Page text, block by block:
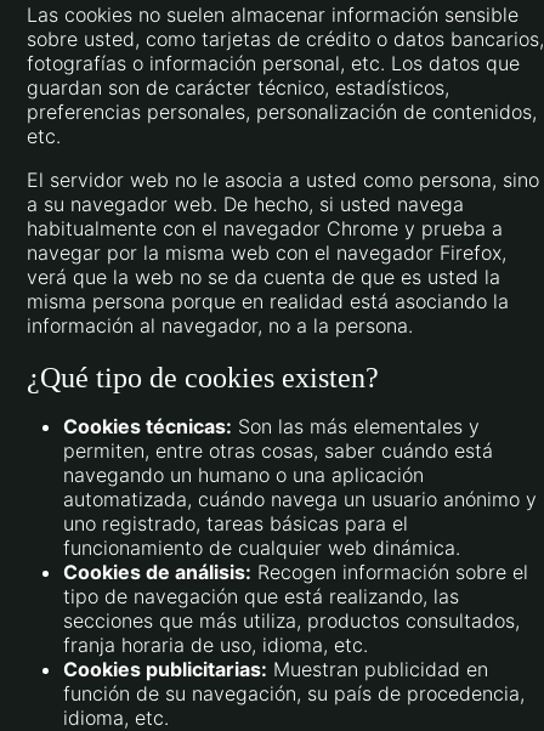
Las cookies no suelen almacenar información sensible
sobre usted, como tarjetas de crédito o datos bancarios,
fotografías o información personal, etc. Los datos que
guardan son de carácter técnico, estadísticos,
preferencias personales, personalización de contenidos,
etc.
El servidor web no le asocia a usted como persona, sino
a su navegador web. De hecho, si usted navega
habitualmente con el navegador Chrome y prueba a
navegar por la misma web con el navegador Firefox,
verá que la web no se da cuenta de que es usted la
misma persona porque en realidad está asociando la
información al navegador, no a la persona.
¿Qué tipo de cookies existen?
Cookies técnicas: Son las más elementales y
permiten, entre otras cosas, saber cuándo está
navegando un humano o una aplicación
automatizada, cuándo navega un usuario anónimo y
uno registrado, tareas básicas para el
funcionamiento de cualquier web dinámica.
Cookies de análisis: Recogen información sobre el
tipo de navegación que está realizando, las
secciones que más utiliza, productos consultados,
franja horaria de uso, idioma, etc.
Cookies publicitarias: Muestran publicidad en
función de su navegación, su país de procedencia,
idioma, etc.